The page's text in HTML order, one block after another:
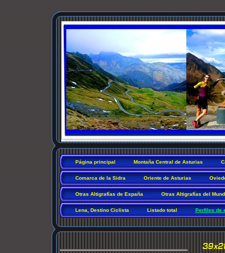
Página principal Montaña Central de Asturias
Comarca de la Sidra Oriente de Asturias
Otras Altigrafías de España Otras Altigrafías del
Lena, Destino Ciclista Listado total Perfiles de